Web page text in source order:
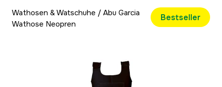
Wathosen & Watschuhe / Abu Garcia
Wathose Neopren
Bestseller